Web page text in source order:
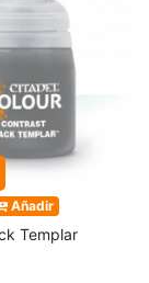
Añadir
Templar